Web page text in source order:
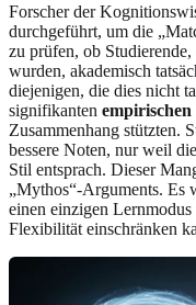
Forscher der
durchgeführt, um die
zu prüfen, ob
wurden, akademisch
diejenigen, die dies nicht
signifikanten empirischen
Zusammenhang stützten.
bessere Noten, nur weil
Stil entsprach. Dieser
„Mythos“-Arguments. Es
einen einzigen
Flexibilität einschränken